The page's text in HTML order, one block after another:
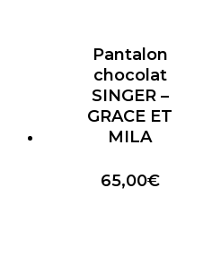
Pantalon
chocolat
SINGER –
GRACE ET
MILA
65,00€